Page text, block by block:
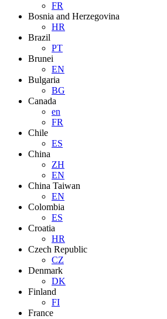
FR
Bosnia and Herzegovina
HR
Brazil
PT
Brunei
EN
Bulgaria
BG
Canada
en
FR
Chile
ES
China
ZH
EN
China Taiwan
EN
Colombia
ES
Croatia
HR
Czech Republic
CZ
Denmark
DK
Finland
FI
France